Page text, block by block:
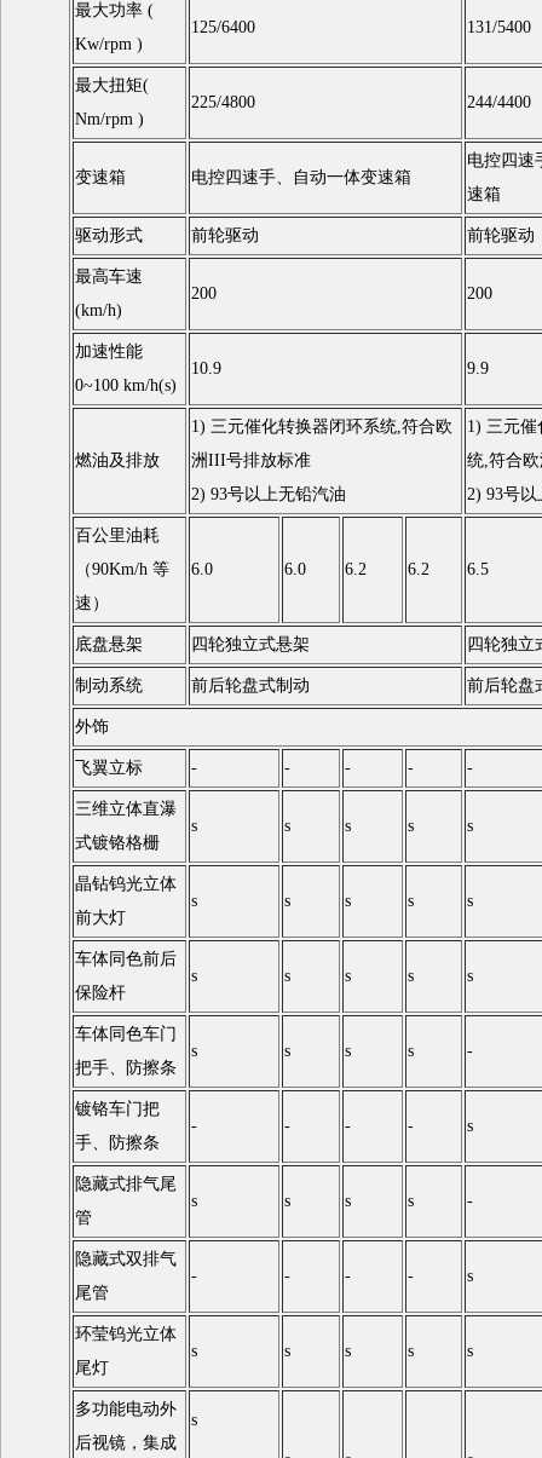
最大功率 (
Kw/rpm )
125/6400 131/5400
最大扭矩(
Nm/rpm )
225/4800 244/4400
变速箱 电控四速手、自动一体变速箱
电控四速
速箱
驱动形式 前轮驱动 前轮驱动
最高车速
(km/h)
200 200
加速性能
0~100 km/h(s)
10.9 9.9
燃油及排放
1) 三元催化转换器闭环系统,符合欧
洲III号排放标准
2) 93号以上无铅汽油
1) 三元
统,符合
2) 93号
百公里油耗
（90Km/h 等
速）
6.0 6.0 6.2 6.2 6.5
底盘悬架 四轮独立式悬架 四轮独立
制动系统 前后轮盘式制动 前后轮盘
外饰
飞翼立标 - - - - -
三维立体直瀑
式镀铬格栅
s s s s s
晶钻钨光立体
前大灯
s s s s s
车体同色前后
保险杆
s s s s s
车体同色车门
把手、防擦条
s s s s -
镀铬车门把
手、防擦条
- - - - s
隐藏式排气尾
管
s s s s -
隐藏式双排气
尾管
- - - - s
环莹钨光立体
尾灯
s s s s s
多功能电动外
后视镜，集成
s